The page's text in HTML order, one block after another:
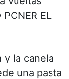
EL
y la canela
una pasta